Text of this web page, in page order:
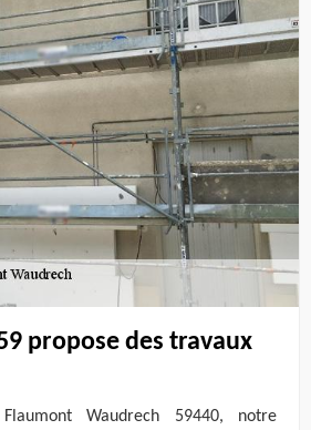
propose des travaux
Waudrech 59440, notre